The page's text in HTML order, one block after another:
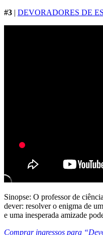
#3 | DEVORADORES DE
Sinopse: O professor de
dever: resolver o enigma de
e uma inesperada amizade
Comprar ingressos para